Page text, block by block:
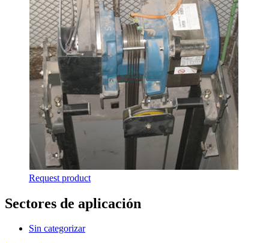
Request product
Sectores de aplicación
Sin categorizar